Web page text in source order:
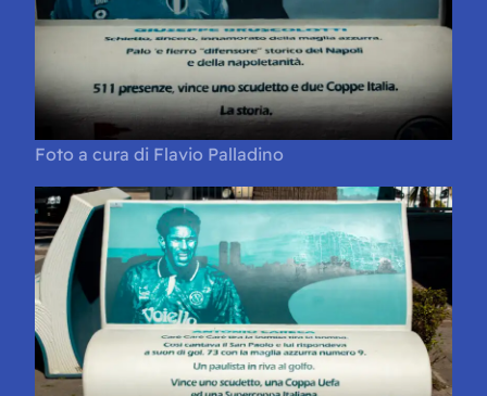
Foto a cura di Flavio Palladino